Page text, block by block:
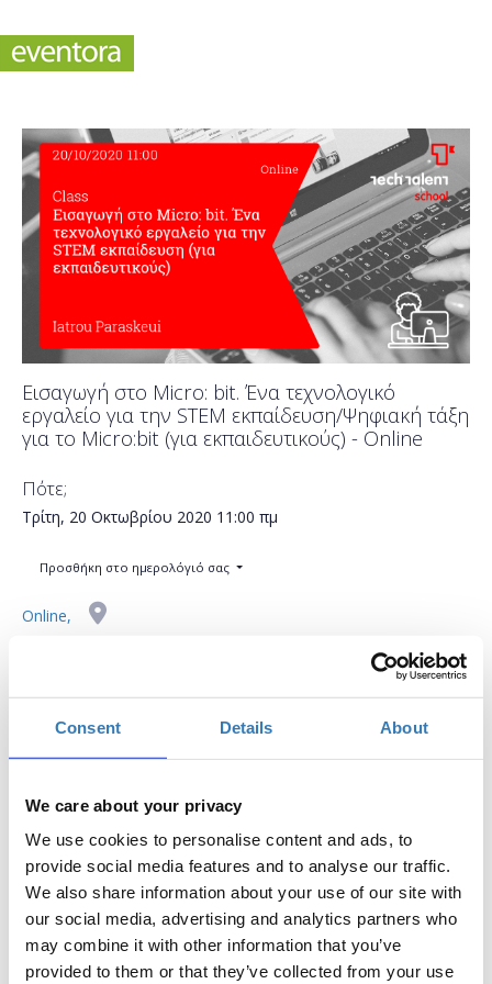
Consent Details About
We care about your privacy
We use cookies to personalise content and ads, to
provide social media features and to analyse our traffic.
We also share information about your use of our site with
our social media, advertising and analytics partners who
may combine it with other information that you’ve
provided to them or that they’ve collected from your use
Εισαγωγή στο Micro: bit. Ένα τεχνολογικό
εργαλείο για την STEM εκπαίδευση/Ψηφιακή τάξη
για το Micro:bit (για εκπαιδευτικούς) - Online
Πότε;
Τρίτη, 20 Οκτωβρίου 2020 11:00 πμ
Προσθήκη στο ημερολόγιό σας
Online,
Δωρεάν On Line σεμινάριο.
Το σεμινάριο απευθύνεται σε εκπαιδευτικούς Α/θμιας και
Β/θμιας Εκπαίδευσης (Δημόσιας και Ιδιωτικής), οι οποίοι
επιθυμούν να εξοικειωθούν με το micro:bit και να